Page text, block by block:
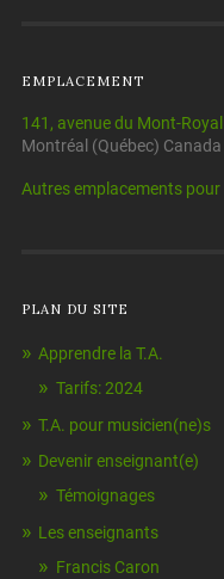
EMPLACEMENT
141, avenue du Mont-
Montréal (Québec)
Autres emplacements
PLAN DU SITE
Apprendre la T.A.
Tarifs: 2024
T.A. pour musicien(ne)s
Devenir enseignant(e)
Témoignages
Les enseignants
Francis Caron